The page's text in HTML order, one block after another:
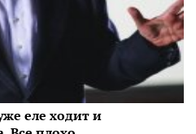
еле ходит и